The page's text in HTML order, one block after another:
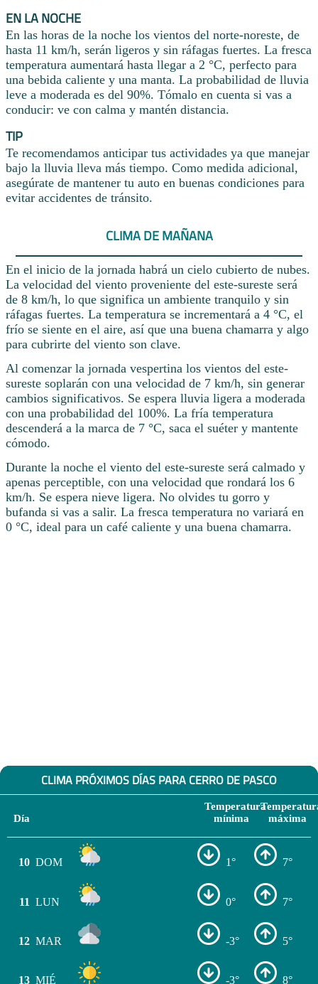
EN LA NOCHE
En las horas de la noche los vientos del norte-noreste, de
hasta 11 km/h, serán ligeros y sin ráfagas fuertes. La fresca
temperatura aumentará hasta llegar a 2 °C, perfecto para
una bebida caliente y una manta. La probabilidad de lluvia
leve a moderada es del 90%. Tómalo en cuenta si vas a
conducir: ve con calma y mantén distancia.
TIP
Te recomendamos anticipar tus actividades ya que manejar
bajo la lluvia lleva más tiempo. Como medida adicional,
asegúrate de mantener tu auto en buenas condiciones para
evitar accidentes de tránsito.
CLIMA DE MAÑANA
En el inicio de la jornada habrá un cielo cubierto de nubes.
La velocidad del viento proveniente del este-sureste será
de 8 km/h, lo que significa un ambiente tranquilo y sin
ráfagas fuertes. La temperatura se incrementará a 4 °C, el
frío se siente en el aire, así que una buena chamarra y algo
para cubrirte del viento son clave.
Al comenzar la jornada vespertina los vientos del este-
sureste soplarán con una velocidad de 7 km/h, sin generar
cambios significativos. Se espera lluvia ligera a moderada
con una probabilidad del 100%. La fría temperatura
descenderá a la marca de 7 °C, saca el suéter y mantente
cómodo.
Durante la noche el viento del este-sureste será calmado y
apenas perceptible, con una velocidad que rondará los 6
km/h. Se espera nieve ligera. No olvides tu gorro y
bufanda si vas a salir. La fresca temperatura no variará en
0 °C, ideal para un café caliente y una buena chamarra.
CLIMA PRÓXIMOS DÍAS PARA CERRO DE PASCO
Día
Temperatura
mínima
máxima
10 DOM 1° 7°
11 LUN 0° 7°
12 MAR -3° 5°
13 MIÉ -3° 8°